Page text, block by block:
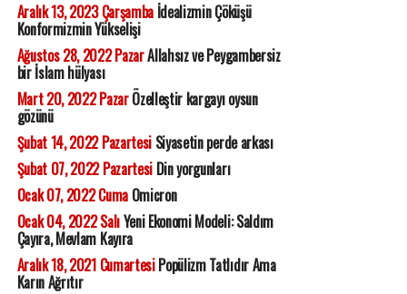
Aralık 13, 2023 Çarşambaİdealizmin Çöküşü
Konformizmin Yükselişi
Ağustos 28, 2022 PazarAllahsız ve Peygambersiz
bir İslam hülyası
Mart 20, 2022 PazarÖzelleştir kargayı oysun
gözünü
Şubat 14, 2022 PazartesiSiyasetin perde arkası
Şubat 07, 2022 PazartesiDin yorgunları
Ocak 07, 2022 CumaOmicron
Ocak 04, 2022 SalıYeni Ekonomi Modeli: Saldım
Çayıra, Mevlam Kayıra
Aralık 18, 2021 CumartesiPopülizm Tatlıdır Ama
Karın Ağrıtır